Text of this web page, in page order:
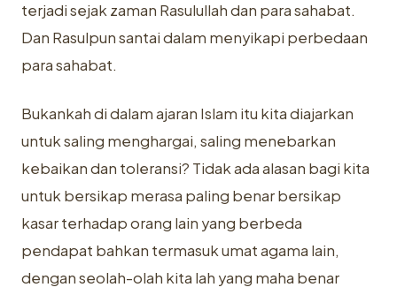
terjadi sejak zaman Rasulullah dan para sahabat.
Dan Rasulpun santai dalam menyikapi perbedaan
para sahabat.
Bukankah di dalam ajaran Islam itu kita diajarkan
untuk saling menghargai, saling menebarkan
kebaikan dan toleransi? Tidak ada alasan bagi kita
untuk bersikap merasa paling benar bersikap
kasar terhadap orang lain yang berbeda
pendapat bahkan termasuk umat agama lain,
dengan seolah-olah kita lah yang maha benar